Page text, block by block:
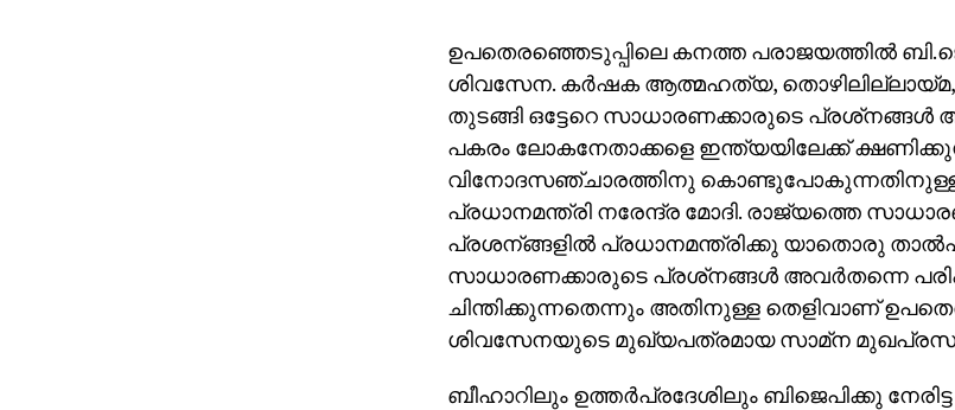
ഉപതെരഞ്ഞെടുപ്പിലെ കനത്ത പരാജയത്തില്‍
ശിവസേന. കര്‍ഷക ആത്മഹത്യ, തൊഴിലില്ലായ്മ,
തുടങ്ങി ഒട്ടേറെ സാധാരണക്കാരുടെ പ്രശ്‌നങ്ങള്‍
പകരം ലോകനേതാക്കളെ ഇന്ത്യയിലേക്ക്
വിനോദസഞ്ചാരത്തിനു കൊണ്ടുപോകുന്നതിനുള്ള
പ്രധാനമന്ത്രി നരേന്ദ്ര മോദി. രാജ്യത്തെ
പ്രശന്ങ്ങളില്‍ പ്രധാനമന്ത്രിക്കു യാതൊരു
സാധാരണക്കാരുടെ പ്രശ്‌നങ്ങള്‍ അവര്‍തന്നെ
ചിന്തിക്കുന്നതെന്നും അതിനുള്ള തെളിവാണ്
ശിവസേനയുടെ മുഖ്യപത്രമായ സാമ്‌ന
ബീഹാറിലും ഉത്തര്‍പ്രദേശിലും ബിജെപിക്കു നേരിട്ട